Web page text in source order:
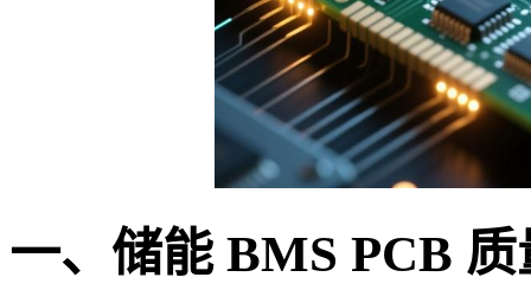
一、储能 BMS PCB